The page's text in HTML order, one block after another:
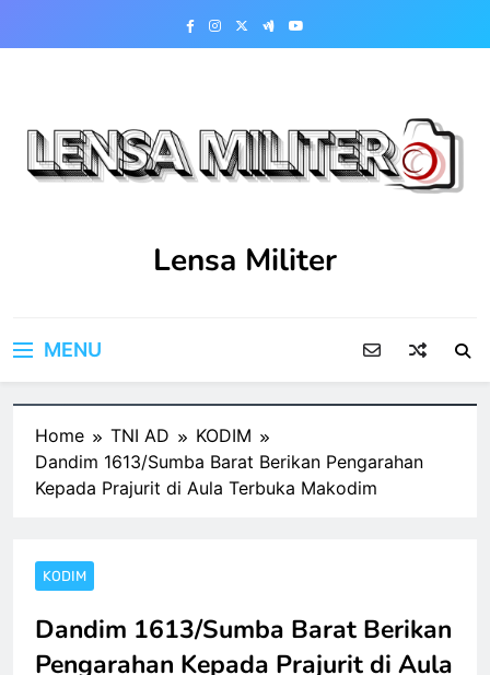
Lensa Militer
MENU
Home TNI AD
KODIM
Dandim 1613/Sumba Barat Berikan Pengarahan
Kepada Prajurit di Aula Terbuka Makodim
KODIM
Dandim 1613/Sumba Barat Berikan
Pengarahan Kepada Prajurit di Aula